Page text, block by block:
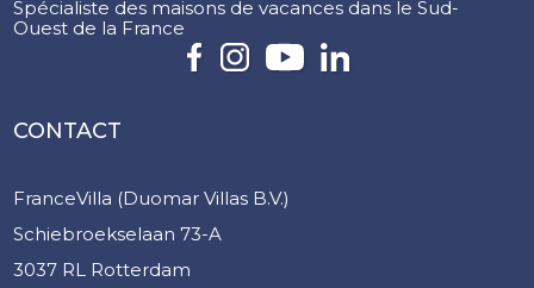
Spécialiste des maisons de vacances dans le Sud-
Ouest de la France
CONTACT
FranceVilla (Duomar Villas B.V.)
Schiebroekselaan 73-A
3037 RL Rotterdam